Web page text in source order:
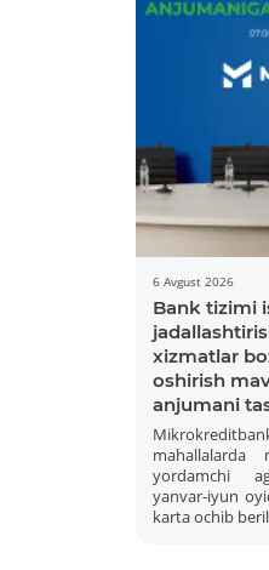
6 Avgust 2026
Bank tizimi
xizmatlar
oshirish
anjumani
yordamchi
yanvar-iyun
karta ochib